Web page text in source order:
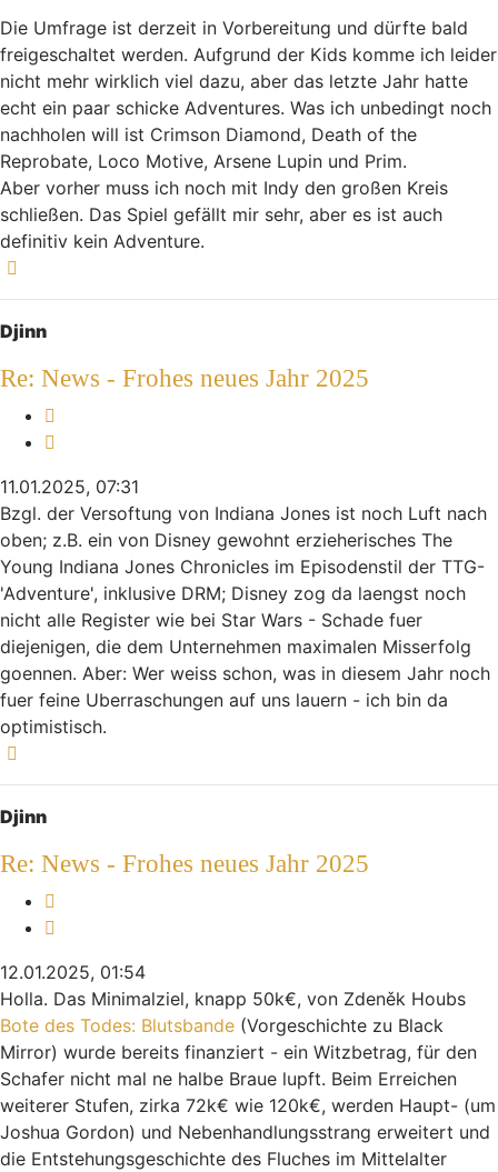
Die Umfrage ist derzeit in Vorbereitung und dürfte bald
freigeschaltet werden. Aufgrund der Kids komme ich leider
nicht mehr wirklich viel dazu, aber das letzte Jahr hatte
echt ein paar schicke Adventures. Was ich unbedingt noch
nachholen will ist Crimson Diamond, Death of the
Reprobate, Loco Motive, Arsene Lupin und Prim.
Aber vorher muss ich noch mit Indy den großen Kreis
schließen. Das Spiel gefällt mir sehr, aber es ist auch
definitiv kein Adventure.
Djinn
Re: News - Frohes neues Jahr 2025
11.01.2025, 07:31
Bzgl. der Versoftung von Indiana Jones ist noch Luft nach
oben; z.B. ein von Disney gewohnt erzieherisches The
Young Indiana Jones Chronicles im Episodenstil der TTG-
'Adventure', inklusive DRM; Disney zog da laengst noch
nicht alle Register wie bei Star Wars - Schade fuer
diejenigen, die dem Unternehmen maximalen Misserfolg
goennen. Aber: Wer weiss schon, was in diesem Jahr noch
fuer feine Uberraschungen auf uns lauern - ich bin da
optimistisch.
Djinn
Re: News - Frohes neues Jahr 2025
12.01.2025, 01:54
Holla. Das Minimalziel, knapp 50k€, von Zdeněk Houbs
Bote des Todes: Blutsbande (Vorgeschichte zu Black
Mirror) wurde bereits finanziert - ein Witzbetrag, für den
Schafer nicht mal ne halbe Braue lupft. Beim Erreichen
weiterer Stufen, zirka 72k€ wie 120k€, werden Haupt- (um
Joshua Gordon) und Nebenhandlungsstrang erweitert und
die Entstehungsgeschichte des Fluches im Mittelalter